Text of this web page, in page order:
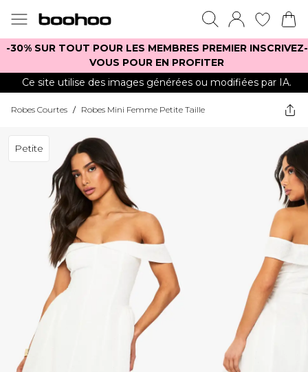
-30% SUR TOUT POUR LES MEMBRES PREMIER INSCRIVEZ-
VOUS POUR EN PROFITER
Ce site utilise des images générées ou modifiées par IA.
Robes Courtes / Robes Mini Femme Petite Taille
Petite